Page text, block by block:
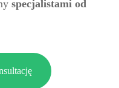
specjalistami od